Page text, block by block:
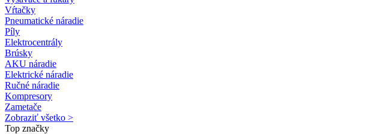
Vŕtačky
Pneumatické náradie
Píly
Elektrocentrály
Brúsky
AKU náradie
Elektrické náradie
Ručné náradie
Kompresory
Zametače
Zobraziť všetko >
Top značky